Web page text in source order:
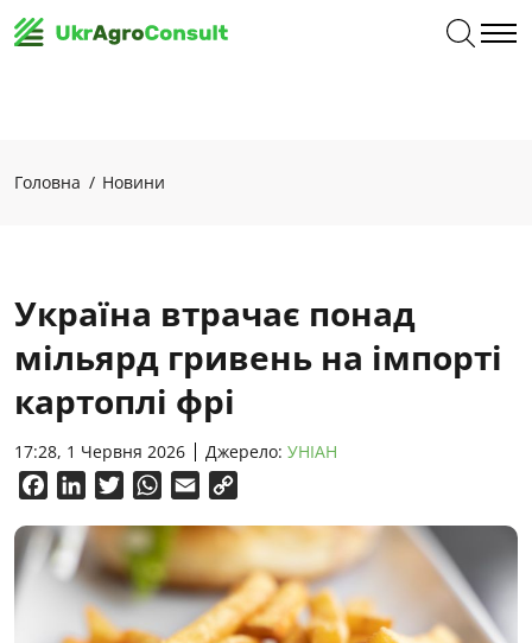
Головна Новини
Україна втрачає понад
мільярд гривень на імпорті
картоплі фрі
17:28, 1 Червня 2026 Джерело: УНІАН
FacebookLinkedInTwitterWhatsApp
Email